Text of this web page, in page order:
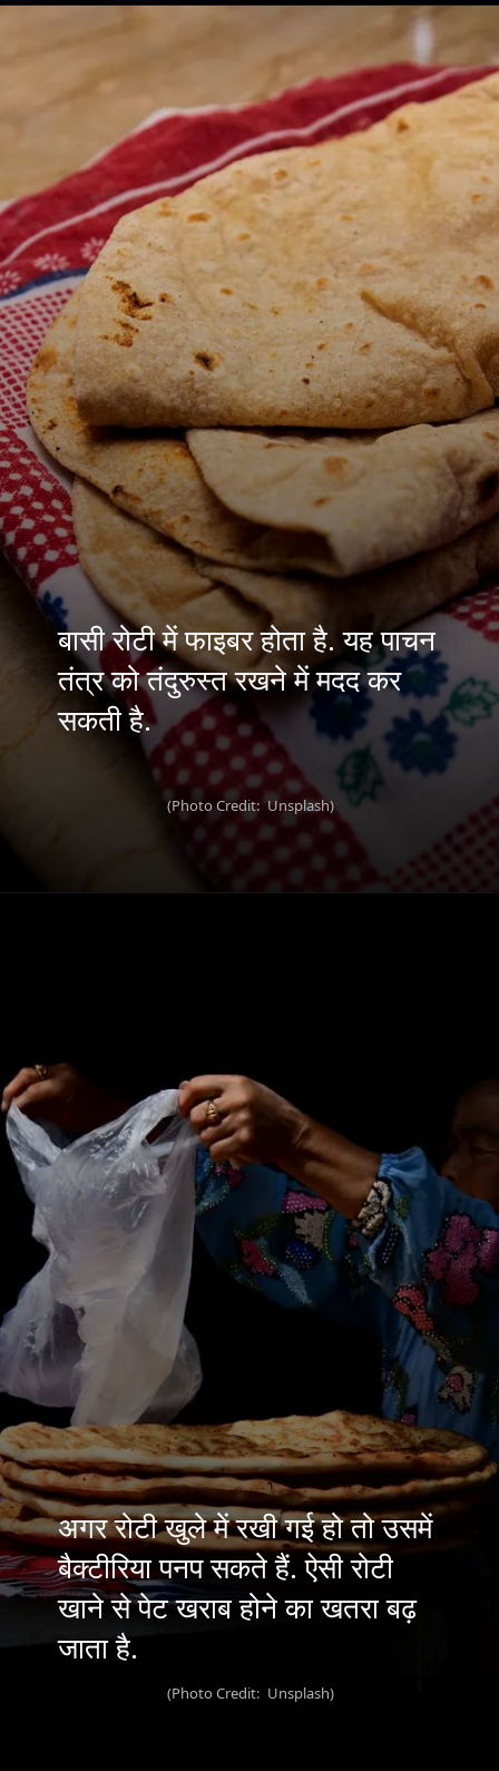
(Photo Credit: Unsplash)
बासी रोटी में फाइबर होता है. यह पाचन
तंत्र को तंदुरुस्त रखने में मदद कर
सकती है.
(Photo Credit: Unsplash)
अगर रोटी खुले में रखी गई हो तो उसमें
बैक्टीरिया पनप सकते हैं. ऐसी रोटी
खाने से पेट खराब होने का खतरा बढ़